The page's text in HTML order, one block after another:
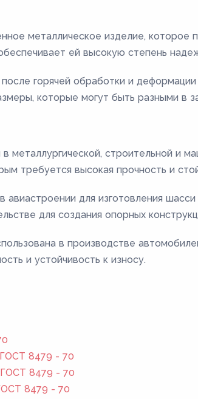
металлическое изделие, которое
ей высокую степень
горячей обработки и
которые могут быть разными в
металлургической, строительной и
требуется высокая прочность и
авиастроении для изготовления
для создания опорных
в производстве
и устойчивость к износу.
8479 - 70
8479 - 70
8479 - 70